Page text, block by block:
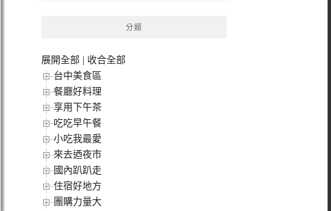
分類
展開全部
收合全部
台中美食區
餐廳好料理
享用下午茶
吃吃早午餐
小吃我最愛
來去迺夜市
國內趴趴走
住宿好地方
團購力量大